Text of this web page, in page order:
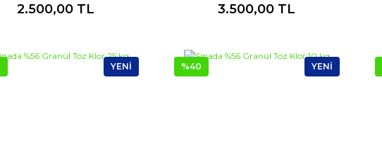
2.500,00 TL 3.500,00 TL
YENİ %40 YENİ